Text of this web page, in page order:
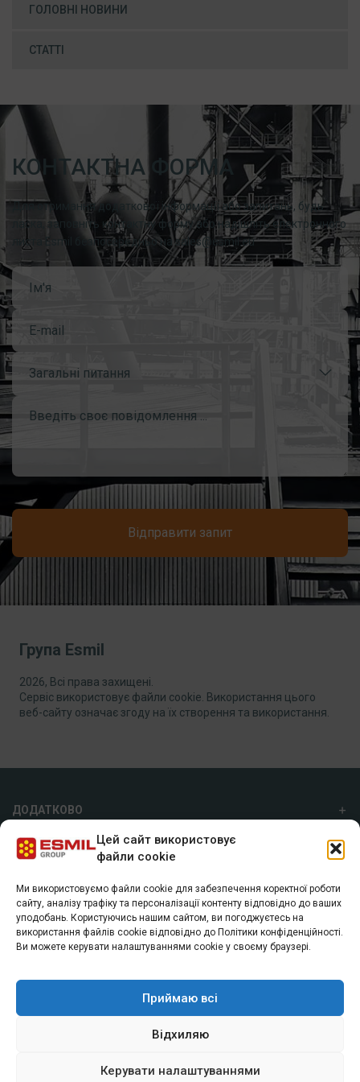
Цей сайт використовує
файли cookie
Ми використовуємо файли cookie для забезпечення коректної роботи
сайту, аналізу трафіку та персоналізації контенту відповідно до ваших
уподобань. Користуючись нашим сайтом, ви погоджуєтесь на
використання файлів cookie відповідно до Політики конфіденційності.
Ви можете керувати налаштуваннями cookie у своєму браузері.
Приймаю всі
Відхиляю
Керувати налаштуваннями
ГОЛОВНІ НОВИНИ
СТАТТІ
КОНТАКТНА ФОРМА
Для отримання додаткової інформації або запитань, будь
ласка, заповніть контактну форму або надішліть електронного
листа Esmil безпосередньо на sales@esmil.eu
Загальні питання
Відправити запит
Група Esmil
2026, Всі права захищені.
Сервіс використовує файли cookie. Використання цього
веб-сайту означає згоду на їх створення та використання.
ДОДАТКОВО
ПРО НАС
ГРУПА ESMIL
а/с 7055, м. Харків, 61072
+38 (057) 74 40 800